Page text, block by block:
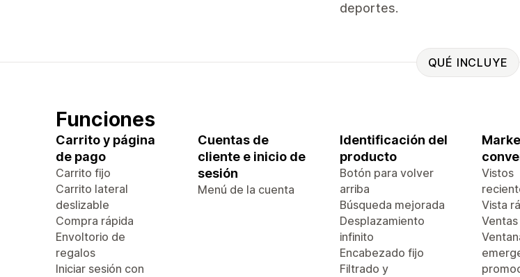
deportes.
QUÉ INCLUYE
Funciones
Carrito y página
de pago
Carrito fijo
Carrito lateral
deslizable
Compra rápida
Envoltorio de
regalos
Iniciar sesión con
Cuentas de
cliente e inicio de
sesión
Menú de la cuenta
Identificación del
producto
Botón para volver
arriba
Búsqueda mejorada
Desplazamiento
infinito
Encabezado fijo
Filtrado y
Vistos
Vista